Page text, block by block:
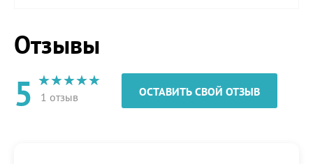
Отзывы
5 1 отзыв ОСТАВИТЬ СВОЙ ОТЗЫВ